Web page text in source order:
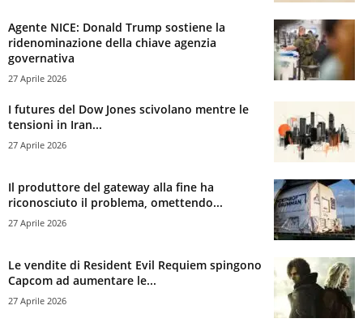
Agente NICE: Donald Trump sostiene la
ridenominazione della chiave agenzia
governativa
27 Aprile 2026
I futures del Dow Jones scivolano mentre le
tensioni in Iran...
27 Aprile 2026
Il produttore del gateway alla fine ha
riconosciuto il problema, omettendo...
27 Aprile 2026
Le vendite di Resident Evil Requiem spingono
Capcom ad aumentare le...
27 Aprile 2026